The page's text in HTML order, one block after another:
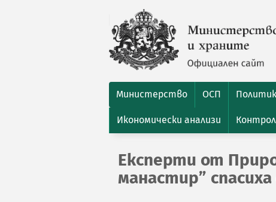
Министерство ОСП
Икономически анализи
Експерти от
манастир”